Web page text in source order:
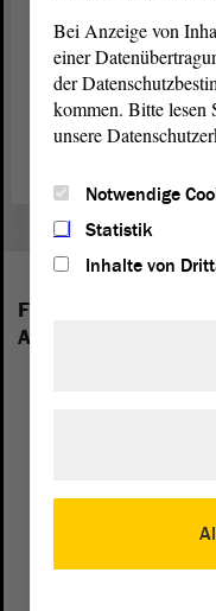
Ergebnis
Am Ende derDebatte
Gewalt beschlossen.
(Dies ist ein Angebot in
Folgende
Anhalt vertreten:
Bei Anzeige von
einer
der
kommen. Bitte lesen
unsere
Notwendige
Statistik
Inhalte von